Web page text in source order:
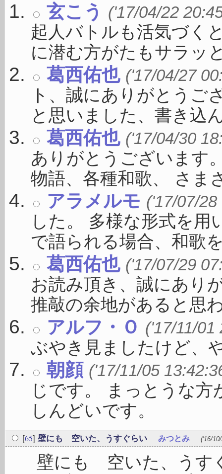
玄こう ('17/04/22
起人バトルも活気づく
に潜む方がたもサラッ
葛西佑也 ('17/04/27
ト、誠にありがとうご
と思いました、書き込
葛西佑也 ('17/04/30
ありがとうございます
物語、各種和歌、 さま
アラメルモ ('17/07/
した。 多様な形式を用
で語られる場合、和歌
葛西佑也 ('17/07/29
お読み頂き、誠にあり
推敲の余地があると思
アルフ・Ｏ ('17/11/01
ぶやき見ましたけど、
朝顔 ('17/11/05
じです。 まっとうな
しんどいです。
[65] 壁にも 空いた、うすぐらい みつとみ ('16/
壁にも 空いた、うす